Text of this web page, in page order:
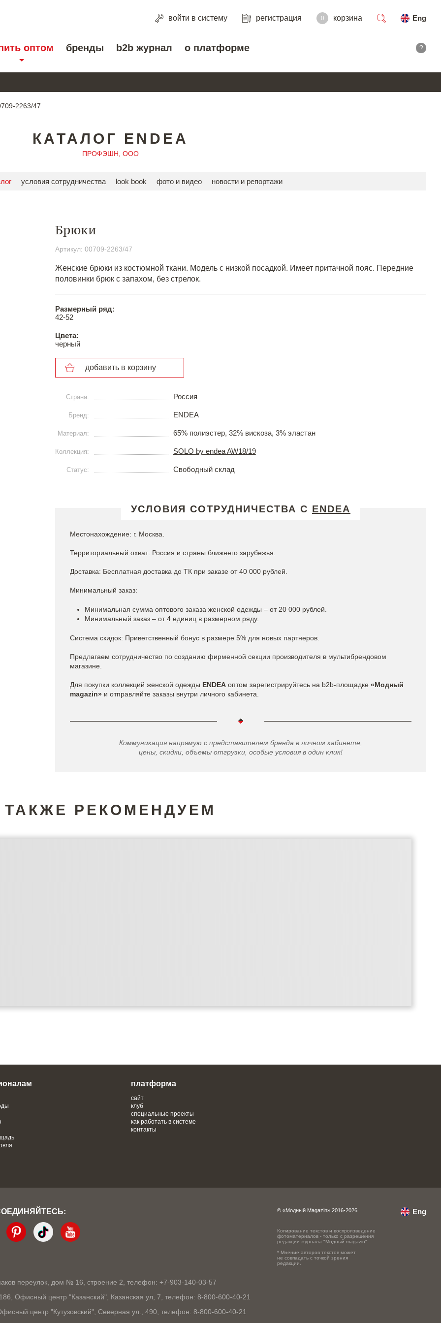
войти в систему регистрация 0 корзина
Eng
оптом бренды b2b журнал о платформе ?
2263/47
КАТАЛОГ ENDEA
ПРОФЭШН, ООО
условия сотрудничества look book фото и видео новости и репортажи
Брюки
Артикул: 00709-2263/47
Женские брюки из костюмной ткани. Модель с низкой посадкой. Имеет притачной пояс. Передние
половинки брюк с запахом, без стрелок.
Размерный ряд:
42-52
Цвета:
черный
добавить в корзину
Страна: Россия
Бренд: ENDEA
Материал: 65% полиэстер, 32% вискоза, 3% эластан
Коллекция: SOLO by endea AW18/19
Статус: Свободный склад
УСЛОВИЯ СОТРУДНИЧЕСТВА С ENDEA
Местонахождение: г. Москва.
Территориальный охват: Россия и страны ближнего зарубежья.
Доставка: Бесплатная доставка до ТК при заказе от 40 000 рублей.
Минимальный заказ:
Минимальная сумма оптового заказа женской одежды – от 20 000 рублей.
Минимальный заказ – от 4 единиц в размерном ряду.
Система скидок: Приветственный бонус в размере 5% для новых партнеров.
Предлагаем сотрудничество по созданию фирменной секции производителя в мультибрендовом
магазине.
Для покупки коллекций женской одежды ENDEA оптом зарегистрируйтесь на b2b-площадке «Модный
magazin» и отправляйте заказы внутри личного кабинета.
Коммуникация напрямую с представителем бренда в личном кабинете,
цены, скидки, объемы отгрузки, особые условия в один клик!
ТАКЖЕ РЕКОМЕНДУЕМ
платформа
сайт
клуб
специальные проекты
как работать в системе
контакты
переулок, дом № 16, строение 2, телефон: +7-903-140-03-57
Офисный центр "Казанский", Казанская ул, 7, телефон: 8-800-600-40-21
центр "Кутузовский", Северная ул., 490, телефон: 8-800-600-40-21
© «Модный Magazin» 2016-2026.
Копирование текстов и воспроизведение
фотоматериалов - только с разрешения
редакции журнала "Модный magazin".
* Мнение авторов текстов может
не совпадать с точкой зрения
редакции.
Eng